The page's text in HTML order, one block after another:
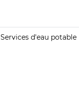
Services d'eau potable